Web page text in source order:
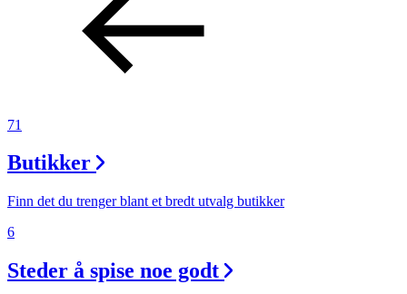
71
Butikker
Finn det du trenger blant et bredt utvalg butikker
6
Steder å spise noe godt